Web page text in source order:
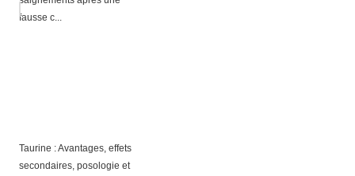
fausse c...
Taurine : Avantages, effets
secondaires, posologie et